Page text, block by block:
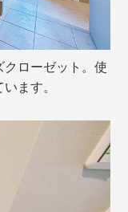
ローゼット。使
ます。